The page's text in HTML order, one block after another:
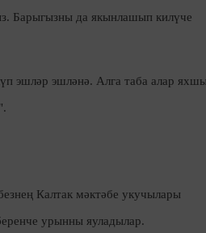
Барыгызны да якынлашып килүче
эшләр эшләнә. Алга таба алар
Калтак мәктәбе укучылары
урынны яуладылар.